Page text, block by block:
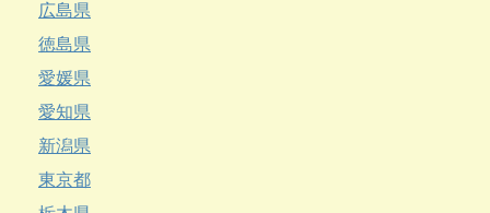
広島県
徳島県
愛媛県
愛知県
新潟県
東京都